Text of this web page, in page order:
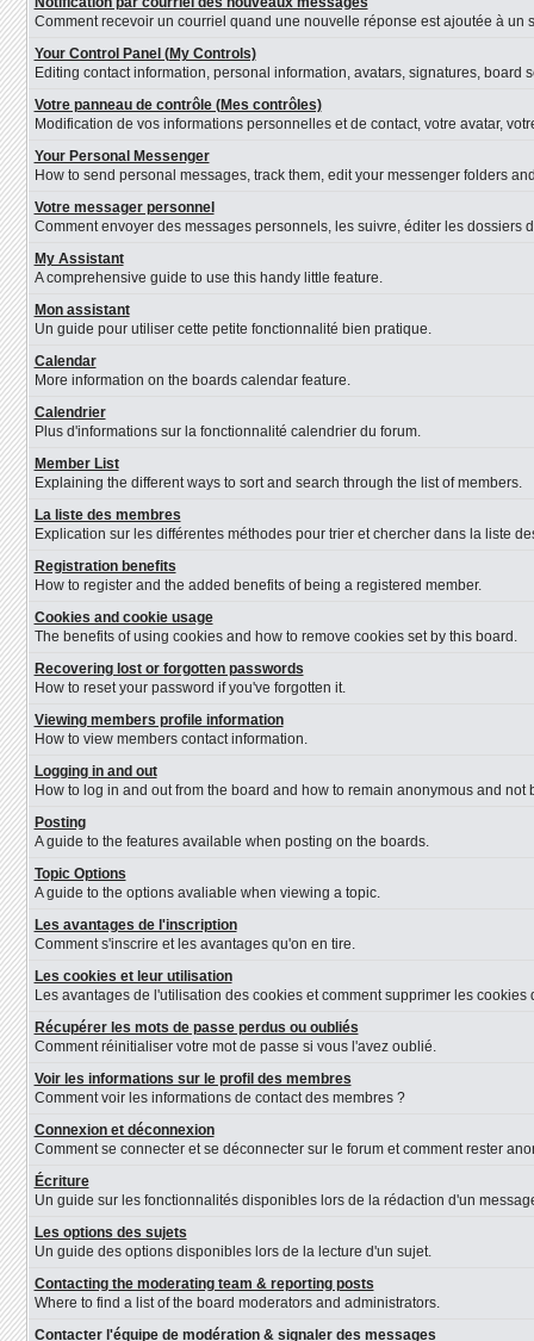
Comment recevoir un courriel quand une nouvelle réponse est ajoutée à un
Your Control Panel (My Controls)
Editing contact information, personal information, avatars, signatures, board
Votre panneau de contrôle (Mes contrôles)
Modification de vos informations personnelles et de contact, votre avatar,
Your Personal Messenger
How to send personal messages, track them, edit your messenger folders
Votre messager personnel
Comment envoyer des messages personnels, les suivre, éditer les dossiers
My Assistant
A comprehensive guide to use this handy little feature.
Mon assistant
Un guide pour utiliser cette petite fonctionnalité bien pratique.
Calendar
More information on the boards calendar feature.
Calendrier
Plus d'informations sur la fonctionnalité calendrier du forum.
Member List
Explaining the different ways to sort and search through the list of members.
La liste des membres
Explication sur les différentes méthodes pour trier et chercher dans la liste
Registration benefits
How to register and the added benefits of being a registered member.
Cookies and cookie usage
The benefits of using cookies and how to remove cookies set by this board.
Recovering lost or forgotten passwords
How to reset your password if you've forgotten it.
Viewing members profile information
How to view members contact information.
Logging in and out
How to log in and out from the board and how to remain anonymous and not
Posting
A guide to the features available when posting on the boards.
Topic Options
A guide to the options avaliable when viewing a topic.
Les avantages de l'inscription
Comment s'inscrire et les avantages qu'on en tire.
Les cookies et leur utilisation
Les avantages de l'utilisation des cookies et comment supprimer les cookies
Récupérer les mots de passe perdus ou oubliés
Comment réinitialiser votre mot de passe si vous l'avez oublié.
Voir les informations sur le profil des membres
Comment voir les informations de contact des membres ?
Connexion et déconnexion
Comment se connecter et se déconnecter sur le forum et comment rester
Écriture
Un guide sur les fonctionnalités disponibles lors de la rédaction d'un
Les options des sujets
Un guide des options disponibles lors de la lecture d'un sujet.
Contacting the moderating team & reporting posts
Where to find a list of the board moderators and administrators.
Contacter l'équipe de modération & signaler des messages